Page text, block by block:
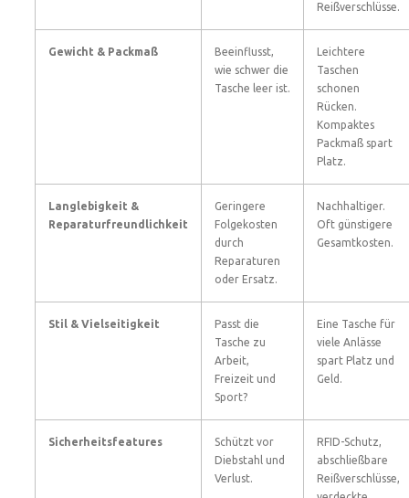
Reißverschlüsse.
Gewicht & Packmaß
Beeinflusst,
wie schwer die
Tasche leer ist.
Leichtere
Taschen
schonen
Rücken.
Kompaktes
Packmaß spart
Platz.
Langlebigkeit &
Reparaturfreundlichkeit
Geringere
Folgekosten
durch
Reparaturen
oder Ersatz.
Nachhaltiger.
Oft günstigere
Gesamtkosten.
Stil & Vielseitigkeit
Passt die
Tasche zu
Arbeit,
Freizeit und
Sport?
Eine Tasche für
viele Anlässe
spart Platz und
Geld.
Sicherheitsfeatures
Schützt vor
Diebstahl und
Verlust.
RFID-Schutz,
abschließbare
Reißverschlüsse,